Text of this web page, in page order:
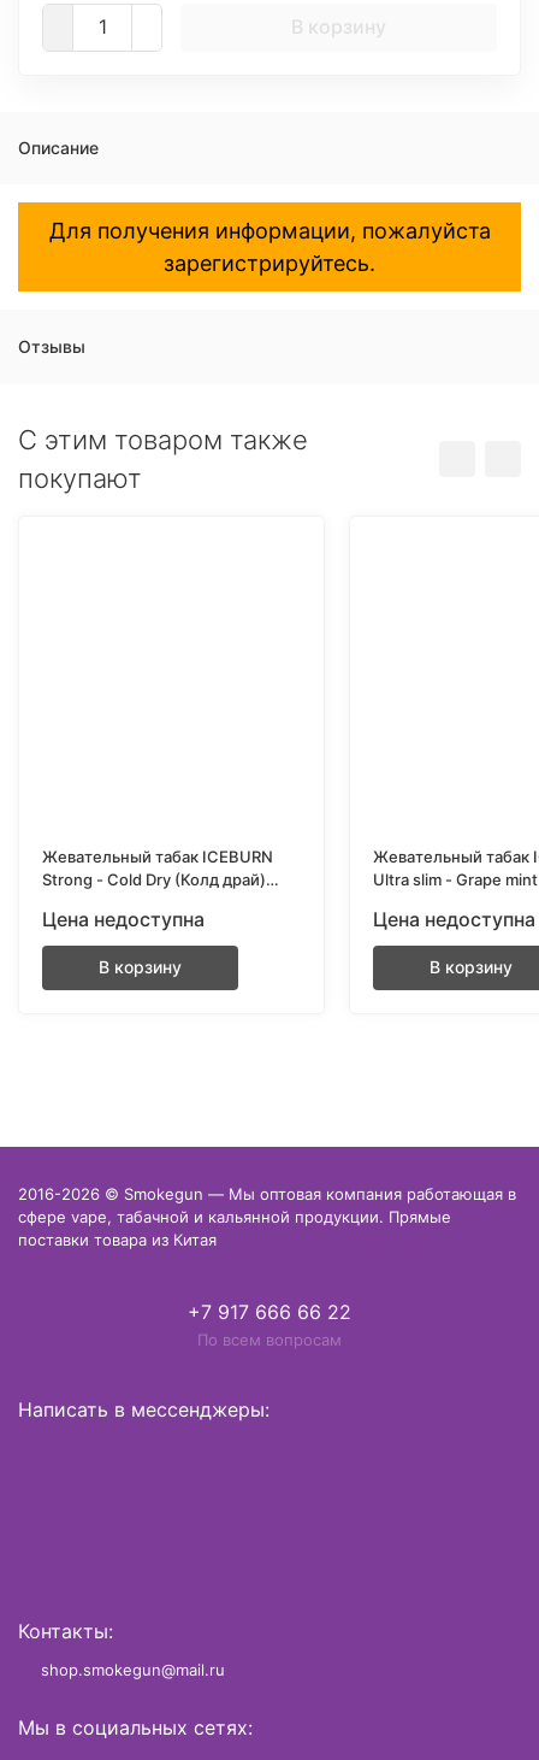
В корзину
Описание
Для получения информации, пожалуйста
зарегистрируйтесь.
Отзывы
C этим товаром также
покупают
Жевательный табак ICEBURN
Strong - Cold Dry (Колд драй)
Цена недоступна
В корзину
Жевательный табак
Ultra slim - Grape
Цена недоступна
В корзину
2016-2026 © Smokegun — Мы оптовая компания работающая в
сфере vape, табачной и кальянной продукции. Прямые
поставки товара из Китая
+7 917 666 66 22
По всем вопросам
Написать в мессенджеры:
Контакты:
shop.smokegun@mail.ru
Мы в социальных сетях: